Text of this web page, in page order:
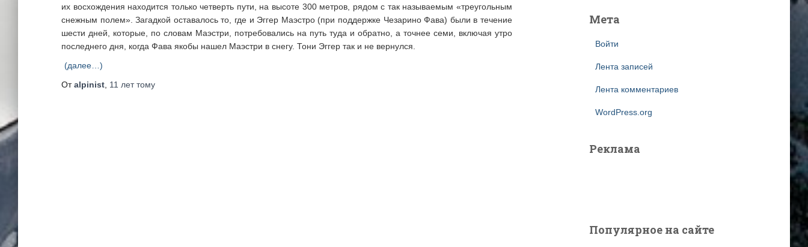
их восхождения находится только четверть пути, на высоте 300 метров, рядом с так называемым «треугольным
снежным полем». Загадкой оставалось то, где и Эггер Маэстро (при поддержке Чезарино Фава) были в течение
шести дней, которые, по словам Маэстри, потребовались на путь туда и обратно, а точнее семи, включая утро
последнего дня, когда Фава якобы нашел Маэстри в снегу. Тони Эггер так и не вернулся.
(далее…)
Отalpinist 11 леттому
Мета
Войти
Лента записей
Лента комментариев
WordPress.org
Реклама
Популярное на сайте